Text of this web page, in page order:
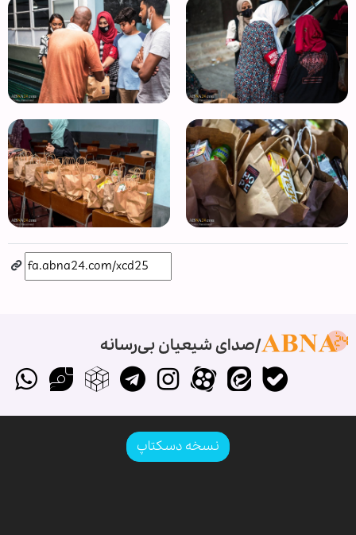
صدای شیعیان بی‌رسانه
نسخه دسکتاپ